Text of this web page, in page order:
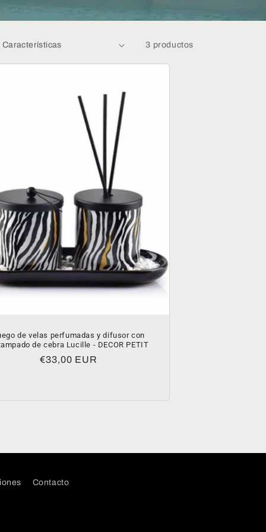
3 productos
de velas perfumadas y difusor con
de cebra Lucille - DECOR PETIT
Precio
€33,00 EUR
Contacto